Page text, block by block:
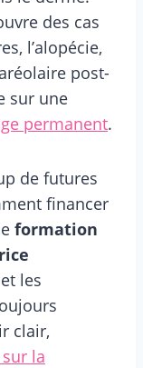
des cas
l’alopécie,
post-
sur une
permanent.
de futures
financer
formation
les
clair,
la